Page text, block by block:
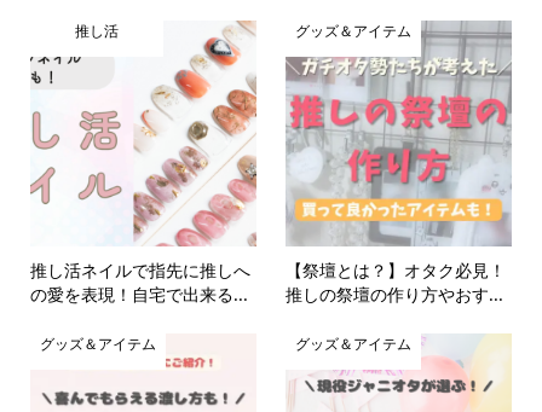
推し活
推し活ネイルで指先に推しへ
の愛を表現！自宅で出来る...
グッズ＆アイテム
【祭壇とは？】オタク必見！
推しの祭壇の作り方やおす...
グッズ＆アイテム グッズ＆アイテム